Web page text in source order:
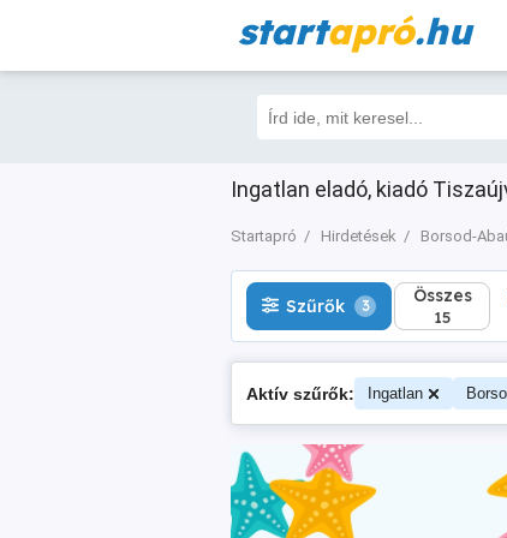
startapró.hu
Ingatlan eladó, kiadó
Startapró Hirdetések Borsod-
Szűrők 3 Összes
15
Szűrők 3 Összes
15
Aktív szűrők: Ingatlan